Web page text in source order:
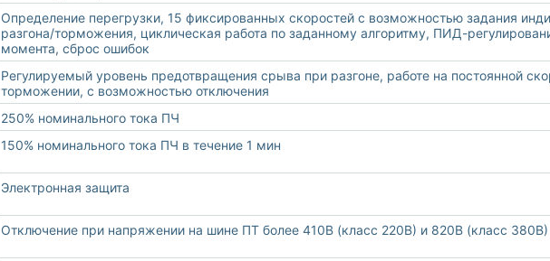
Определение перегрузки, 15 фиксированных скоростей с возможностью задания
разгона/торможения, циклическая работа по заданному алгоритму, ПИД-
момента, сброс ошибок
Регулируемый уровень предотвращения срыва при разгоне, работе на постоянной
торможении, с возможностью отключения
250% номинального тока ПЧ
150% номинального тока ПЧ в течение 1 мин
Электронная защита
Отключение при напряжении на шине ПТ более 410В (класс 220В) и 820В (класс 380В)